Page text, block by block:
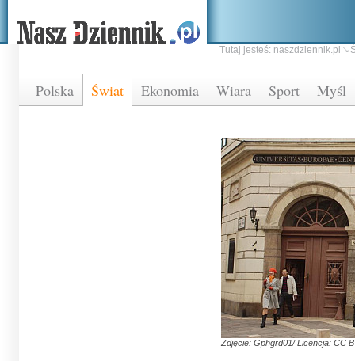
Polska Świat Ekonomia Wiara Sport Myśl
Tutaj jesteś: naszdziennik.pl
Zdjęcie: Gphgrd01/ Licencja: CC